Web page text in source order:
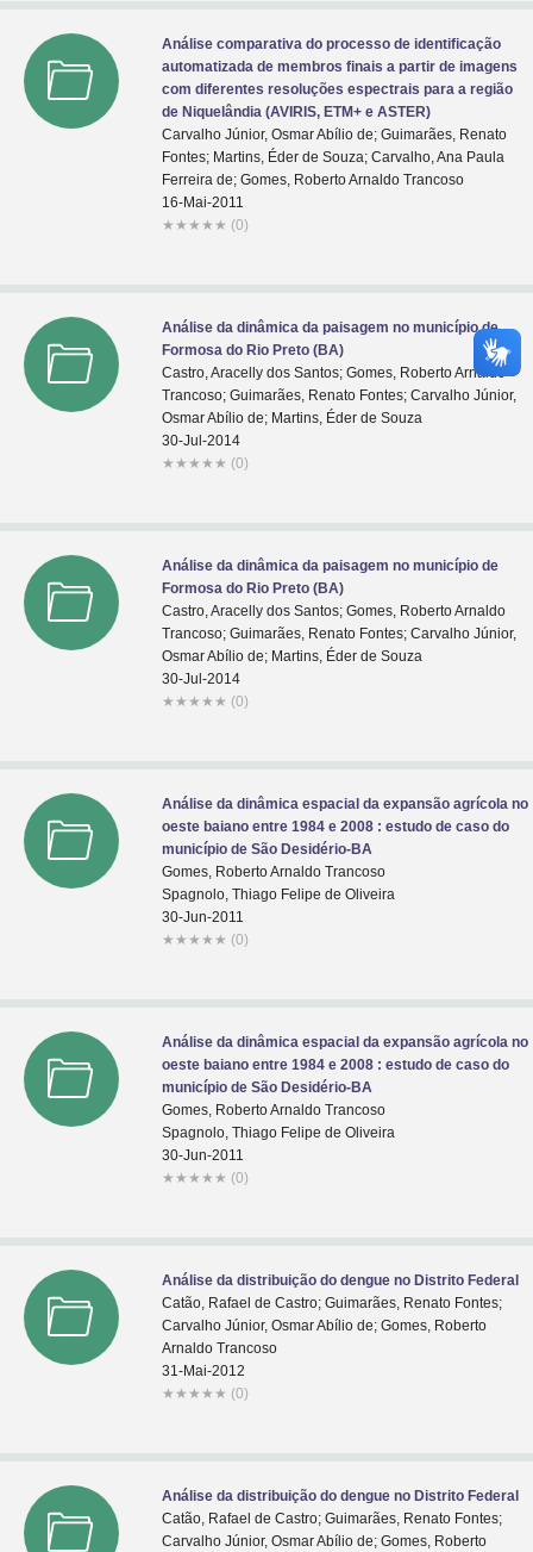
Análise comparativa do processo de identificação
automatizada de membros finais a partir de imagens
com diferentes resoluções espectrais para a região
de Niquelândia (AVIRIS, ETM+ e ASTER)
Carvalho Júnior, Osmar Abílio de; Guimarães, Renato
Fontes; Martins, Éder de Souza; Carvalho, Ana Paula
Ferreira de; Gomes, Roberto Arnaldo Trancoso
16-Mai-2011
★ ★ ★ ★ ★ (0)
Análise da dinâmica da paisagem no município de
Formosa do Rio Preto (BA)
Castro, Aracelly dos Santos; Gomes, Roberto Arnaldo
Trancoso; Guimarães, Renato Fontes; Carvalho Júnior,
Osmar Abílio de; Martins, Éder de Souza
30-Jul-2014
★ ★ ★ ★ ★ (0)
Análise da dinâmica da paisagem no município de
Formosa do Rio Preto (BA)
Castro, Aracelly dos Santos; Gomes, Roberto Arnaldo
Trancoso; Guimarães, Renato Fontes; Carvalho Júnior,
Osmar Abílio de; Martins, Éder de Souza
30-Jul-2014
★ ★ ★ ★ ★ (0)
Análise da dinâmica espacial da expansão agrícola no
oeste baiano entre 1984 e 2008 : estudo de caso do
município de São Desidério-BA
Gomes, Roberto Arnaldo Trancoso
Spagnolo, Thiago Felipe de Oliveira
30-Jun-2011
★ ★ ★ ★ ★ (0)
Análise da dinâmica espacial da expansão agrícola no
oeste baiano entre 1984 e 2008 : estudo de caso do
município de São Desidério-BA
Gomes, Roberto Arnaldo Trancoso
Spagnolo, Thiago Felipe de Oliveira
30-Jun-2011
★ ★ ★ ★ ★ (0)
Análise da distribuição do dengue no Distrito Federal
Catão, Rafael de Castro; Guimarães, Renato Fontes;
Carvalho Júnior, Osmar Abílio de; Gomes, Roberto
Arnaldo Trancoso
31-Mai-2012
★ ★ ★ ★ ★ (0)
Análise da distribuição do dengue no Distrito Federal
Catão, Rafael de Castro; Guimarães, Renato Fontes;
Carvalho Júnior, Osmar Abílio de; Gomes, Roberto